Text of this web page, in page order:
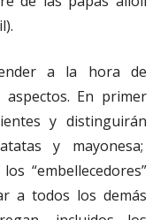
a la hora de
En primer
y distinguirán
y mayonesa;
“embellecedores”
a todos los demás